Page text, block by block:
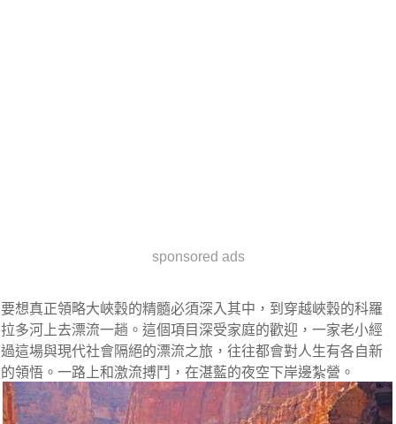
sponsored ads
要想真正領略大峽穀的精髓必須深入其中，到穿越峽穀的科羅
拉多河上去漂流一趟。這個項目深受家庭的歡迎，一家老小經
過這場與現代社會隔絕的漂流之旅，往往都會對人生有各自新
的領悟。一路上和激流搏鬥，在湛藍的夜空下岸邊紮營。